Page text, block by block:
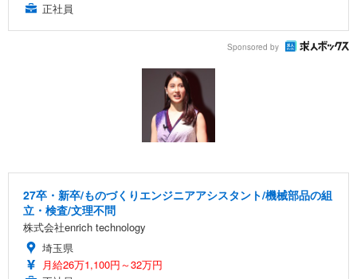
正社員
Sponsored by
27卒・新卒/ものづくりエンジニアアシスタント/機械部品の組
立・検査/文理不問
株式会社enrich technology
埼玉県
月給26万1,100円～32万円